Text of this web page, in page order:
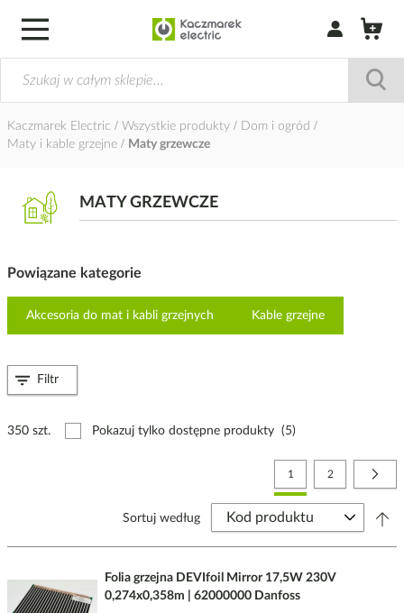
Zaloguj się /
Kaczmarek Electric Wszystkie produkty
Dom i ogród
Maty i kable grzejne
Maty grzewcze
MATY GRZEWCZE
Powiązane kategorie
Akcesoria do mat i kabli grzejnych Kable grzejne
350 szt. Pokazuj tylko dostępne produkty (5)
Strona
Aktualnie czytasz stronę
1 Strona
2
Sortuj według
Folia grzejna DEVIfoil Mirror 17,5W 230V
0,274x0,358m | 62000000 Danfoss
Filtr